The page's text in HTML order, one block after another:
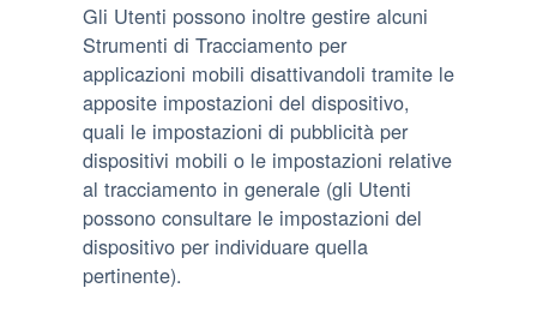
Gli Utenti possono inoltre gestire alcuni
Strumenti di Tracciamento per
applicazioni mobili disattivandoli tramite le
apposite impostazioni del dispositivo,
quali le impostazioni di pubblicità per
dispositivi mobili o le impostazioni relative
al tracciamento in generale (gli Utenti
possono consultare le impostazioni del
dispositivo per individuare quella
pertinente).